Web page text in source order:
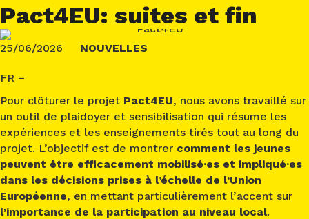
Pact4EU: suites et fin
25/06/2026 NOUVELLES
FR –
Pour clôturer le projet Pact4EU, nous avons travaillé sur
un outil de plaidoyer et sensibilisation qui résume les
expériences et les enseignements tirés tout au long du
projet. L’objectif est de montrer comment les jeunes
peuvent être efficacement mobilisé·es et impliqué·es
dans les décisions prises à l’échelle de l’Union
Européenne, en mettant particulièrement l’accent sur
l’importance de la participation au niveau local.